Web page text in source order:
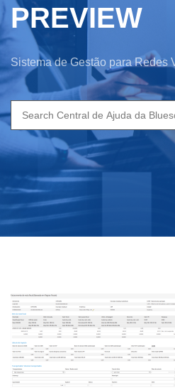
PREVIEW
Sistema de Gestão para Redes
Search
for: